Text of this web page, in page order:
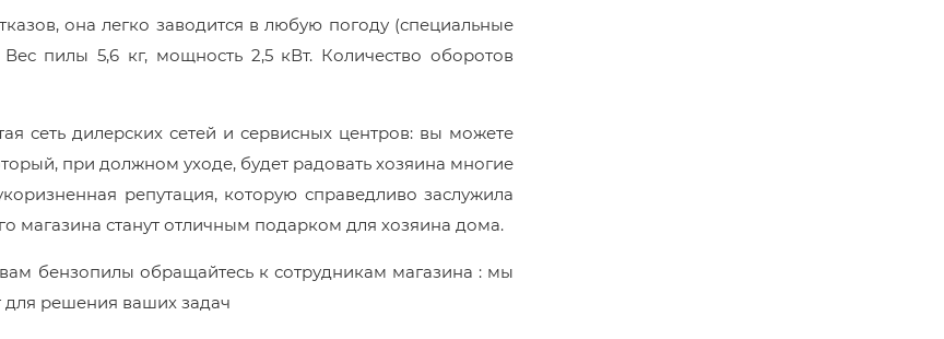
она легко заводится в любую погоду (специальные
пилы 5,6 кг, мощность 2,5 кВт. Количество оборотов
сеть дилерских сетей и сервисных центров: вы можете
при должном уходе, будет радовать хозяина многие
репутация, которую справедливо заслужила
магазина станут отличным подарком для хозяина дома.
бензопилы обращайтесь к сотрудникам магазина : мы
решения ваших задач